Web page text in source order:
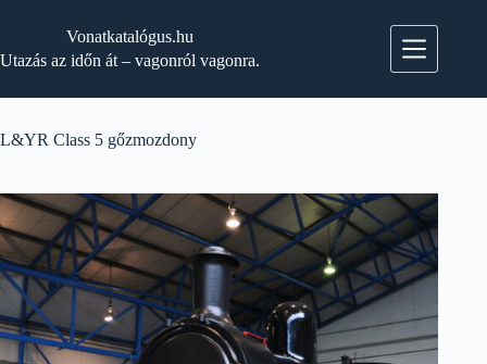
Vonatkatalógus.hu
Utazás az időn át – vagonról vagonra.
L&YR Class 5 gőzmozdony